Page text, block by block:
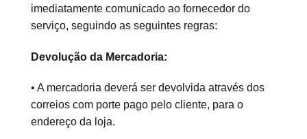
imediatamente comunicado ao fornecedor do
serviço, seguindo as seguintes regras:
Devolução da Mercadoria:
• A mercadoria deverá ser devolvida através dos
correios com porte pago pelo cliente, para o
endereço da loja.